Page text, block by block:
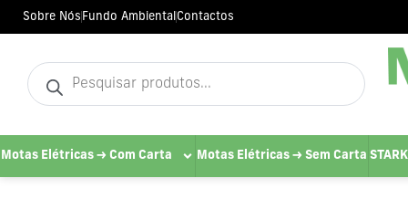
Sobre Nós Fundo Ambiental Contactos
Motas Elétricas -> Com Carta Motas Elétricas -> Sem Carta